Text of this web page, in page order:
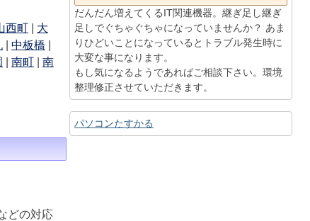
西町
大
中板橋
南町
南
どの対応
だんだん増えてくるIT関連機器。継ぎ足し継ぎ
足しでぐちゃぐちゃになっていませんか？ あま
りひどいことになっているとトラブル発生時に
大変な事になります。
もし気になるようであればご相談下さい。環境
整理修正させていただきます。
パソコンたすかる